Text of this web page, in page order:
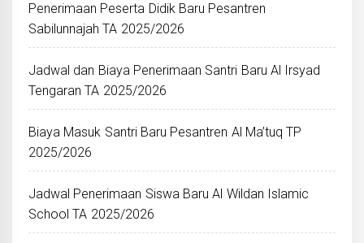
Penerimaan Peserta Didik Baru Pesantren
Sabilunnajah TA 2025/2026
Jadwal dan Biaya Penerimaan Santri Baru Al Irsyad
Tengaran TA 2025/2026
Biaya Masuk Santri Baru Pesantren Al Ma’tuq TP
2025/2026
Jadwal Penerimaan Siswa Baru Al Wildan Islamic
School TA 2025/2026